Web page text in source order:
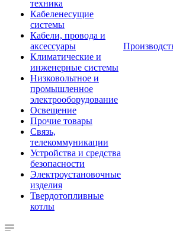
техника
Кабеленесущие
системы
Кабели, провода и
аксессуары
Климатические и
инженерные системы
Низковольтное и
промышленное
электрооборудование
Освещение
Прочие товары
Связь,
телекоммуникации
Устройства и средства
безопасности
Электроустановочные
изделия
Твердотопливные
котлы